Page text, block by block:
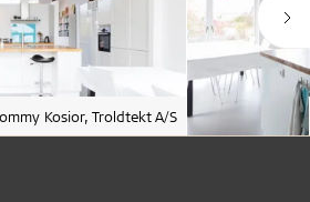
Kosior, Troldtekt A/S